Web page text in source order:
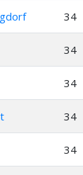
34
34
34
34
34